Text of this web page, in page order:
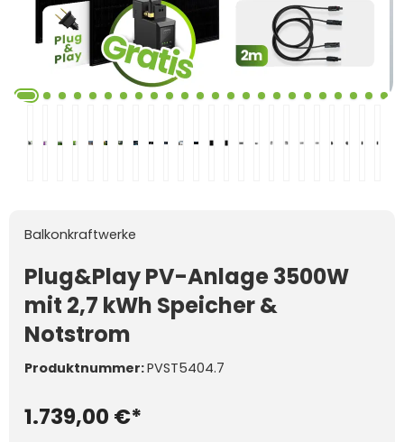
Balkonkraftwerke
Plug&Play PV-Anlage 3500W
mit 2,7 kWh Speicher &
Notstrom
Produktnummer:PVST5404.7
1.739,00 €*